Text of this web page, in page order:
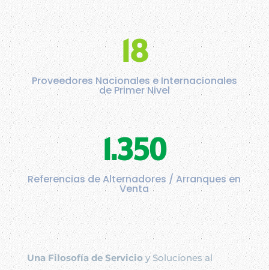
18
Proveedores Nacionales e Internacionales
de Primer Nivel
1.350
Referencias de Alternadores / Arranques en
Venta
Una Filosofía de Servicioy Soluciones al